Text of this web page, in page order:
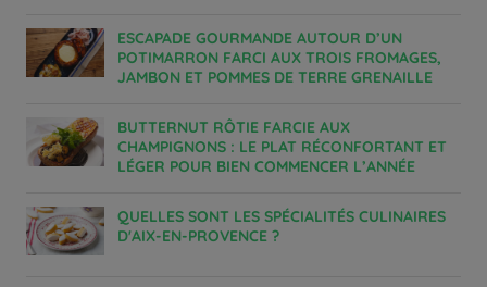
ESCAPADE GOURMANDE AUTOUR D’UN
POTIMARRON FARCI AUX TROIS FROMAGES,
JAMBON ET POMMES DE TERRE GRENAILLE
BUTTERNUT RÔTIE FARCIE AUX
CHAMPIGNONS : LE PLAT RÉCONFORTANT ET
LÉGER POUR BIEN COMMENCER L’ANNÉE
QUELLES SONT LES SPÉCIALITÉS CULINAIRES
D'AIX-EN-PROVENCE ?